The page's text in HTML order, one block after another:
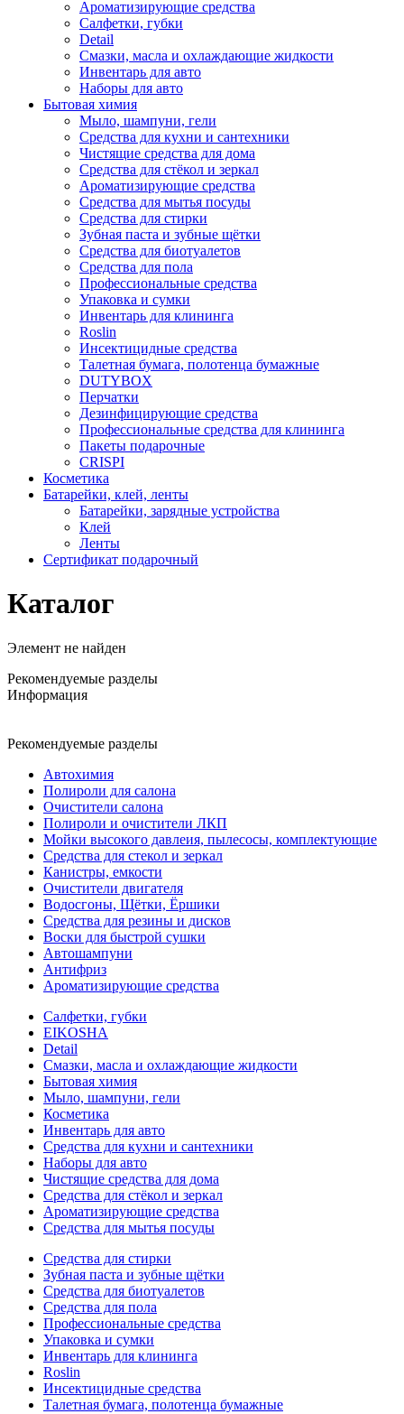
Ароматизирующие средства
Салфетки, губки
Detail
Смазки, масла и охлаждающие жидкости
Инвентарь для авто
Наборы для авто
Бытовая химия
Мыло, шампуни, гели
Средства для кухни и сантехники
Чистящие средства для дома
Средства для стёкол и зеркал
Ароматизирующие средства
Средства для мытья посуды
Средства для стирки
Зубная паста и зубные щётки
Средства для биотуалетов
Средства для пола
Профессиональные средства
Упаковка и сумки
Инвентарь для клининга
Roslin
Инсектицидные средства
Талетная бумага, полотенца бумажные
DUTYBOX
Перчатки
Дезинфицирующие средства
Профессиональные средства для клининга
Пакеты подарочные
CRISPI
Косметика
Батарейки, клей, ленты
Батарейки, зарядные устройства
Клей
Ленты
Сертификат подарочный
Каталог
Элемент не найден
Рекомендуемые разделы
Информация
Рекомендуемые разделы
Автохимия
Полироли для салона
Очистители салона
Полироли и очистители ЛКП
Мойки высокого давлеия, пылесосы, комплектующие
Средства для стекол и зеркал
Канистры, емкости
Очистители двигателя
Водосгоны, Щётки, Ёршики
Средства для резины и дисков
Воски для быстрой сушки
Автошампуни
Антифриз
Ароматизирующие средства
Салфетки, губки
EIKOSHA
Detail
Смазки, масла и охлаждающие жидкости
Бытовая химия
Мыло, шампуни, гели
Косметика
Инвентарь для авто
Средства для кухни и сантехники
Наборы для авто
Чистящие средства для дома
Средства для стёкол и зеркал
Ароматизирующие средства
Средства для мытья посуды
Средства для стирки
Зубная паста и зубные щётки
Средства для биотуалетов
Средства для пола
Профессиональные средства
Упаковка и сумки
Инвентарь для клининга
Roslin
Инсектицидные средства
Талетная бумага, полотенца бумажные